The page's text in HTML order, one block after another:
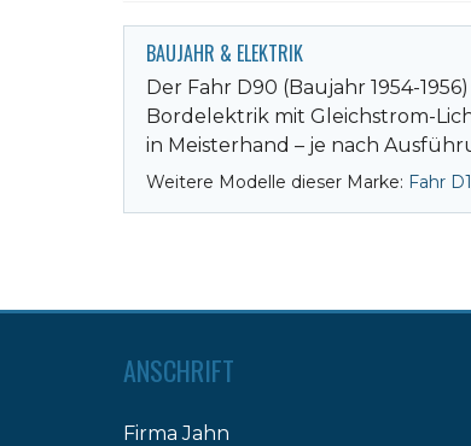
BAUJAHR & ELEKTRIK
Der Fahr D90 (Baujahr 1954-
Bordelektrik mit Gleichstrom-
in Meisterhand – je nach
Weitere Modelle dieser Marke: Fahr
ANSCHRIFT
Firma Jahn